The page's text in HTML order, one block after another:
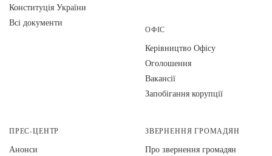
Конституція України
Всі документи
ОФІС
Керівництво Офісу
Оголошення
Вакансії
Запобігання корупції
ПРЕС-ЦЕНТР
Анонси
ЗВЕРНЕННЯ ГРОМАДЯН
Про звернення громадян